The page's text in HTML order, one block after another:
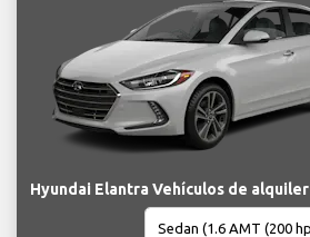
Hyundai Elantra Vehículos de